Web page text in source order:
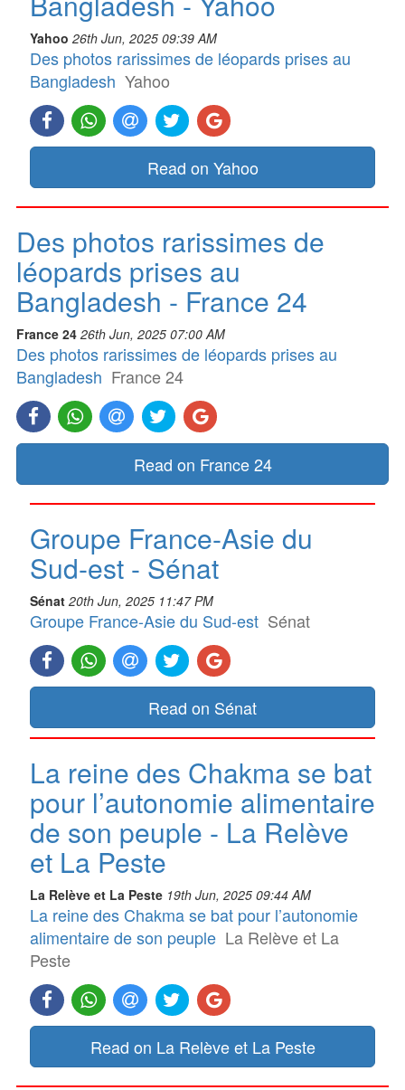
Yahoo 26th Jun, 2025 09:39 AM
Des photos rarissimes de léopards prises au
Bangladesh Yahoo
Read on Yahoo
Des photos rarissimes de
léopards prises au
Bangladesh - France 24
France 24 26th Jun, 2025 07:00 AM
Des photos rarissimes de léopards prises au
Bangladesh France 24
Read on France 24
Groupe France-Asie du
Sud-est - Sénat
Sénat 20th Jun, 2025 11:47 PM
Groupe France-Asie du Sud-est Sénat
Read on Sénat
La reine des Chakma se bat
pour l’autonomie alimentaire
de son peuple - La Relève
et La Peste
La Relève et La Peste 19th Jun, 2025 09:44 AM
La reine des Chakma se bat pour l’autonomie
alimentaire de son peuple La Relève et La
Peste
Read on La Relève et La Peste